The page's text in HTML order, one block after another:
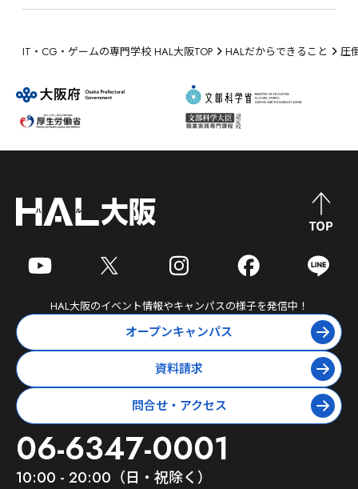
IT・CG・ゲームの専門学校 HAL大阪TOP HALだからできること 圧
HAL大阪のイベント情報やキャンパスの様子を発信中！
オープンキャンパス
資料請求
問合せ・アクセス
06-6347-0001
10:00 - 20:00（日・祝除く）